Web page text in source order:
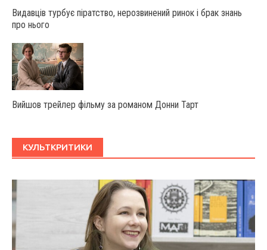
Видавців турбує піратство, нерозвинений ринок і брак знань
про нього
Вийшов трейлер фільму за романом Донни Тарт
КУЛЬТКРИТИКИ